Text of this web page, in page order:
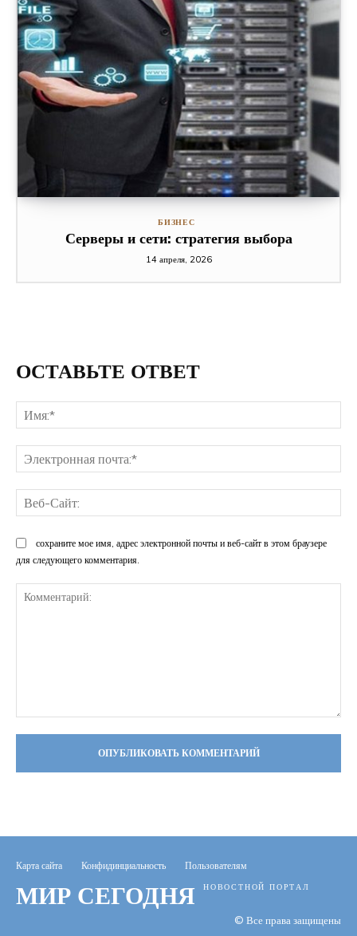
БИЗНЕС
Серверы и сети: стратегия выбора
14 апреля, 2026
ОСТАВЬТЕ ОТВЕТ
сохраните мое имя, адрес электронной почты и веб-сайт в этом браузере
для следующего комментария.
Карта сайта Конфидинциальность Пользователям
МИР СЕГОДНЯ НОВОСТНОЙ ПОРТАЛ
© Все права защищены